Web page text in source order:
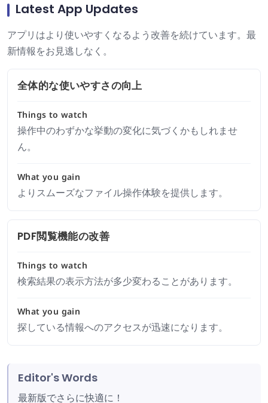
Latest App Updates
アプリはより使いやすくなるよう改善を続けています。最
新情報をお見逃しなく。
全体的な使いやすさの向上
Things to watch
操作中のわずかな挙動の変化に気づくかもしれませ
ん。
What you gain
よりスムーズなファイル操作体験を提供します。
PDF閲覧機能の改善
Things to watch
検索結果の表示方法が多少変わることがあります。
What you gain
探している情報へのアクセスが迅速になります。
Editor's Words
最新版でさらに快適に！